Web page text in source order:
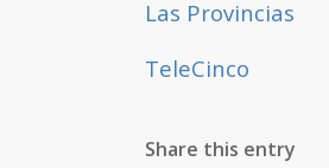
Las Provincias
TeleCinco
Share this entry